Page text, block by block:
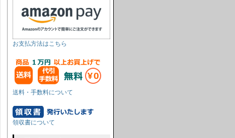
お支払方法はこちら
送料・手数料について
領収書について